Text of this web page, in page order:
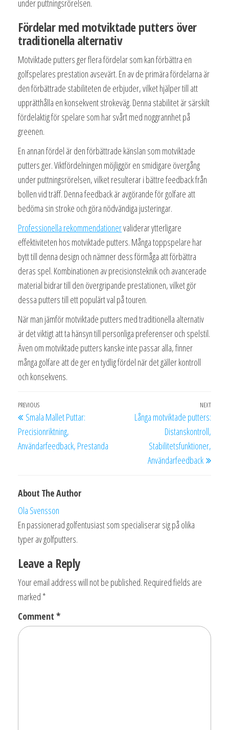
under puttningsrörelsen.
Fördelar med motviktade putters över
traditionella alternativ
Motviktade putters ger flera fördelar som kan förbättra en
golfspelares prestation avsevärt. En av de primära fördelarna är
den förbättrade stabiliteten de erbjuder, vilket hjälper till att
upprätthålla en konsekvent strokeväg. Denna stabilitet är särskilt
fördelaktig för spelare som har svårt med noggrannhet på
greenen.
En annan fördel är den förbättrade känslan som motviktade
putters ger. Viktfördelningen möjliggör en smidigare övergång
under puttningsrörelsen, vilket resulterar i bättre feedback från
bollen vid träff. Denna feedback är avgörande för golfare att
bedöma sin stroke och göra nödvändiga justeringar.
Professionella rekommendationervaliderar ytterligare
effektiviteten hos motviktade putters. Många toppspelare har
bytt till denna design och nämner dess förmåga att förbättra
deras spel. Kombinationen av precisionsteknik och avancerade
material bidrar till den övergripande prestationen, vilket gör
dessa putters till ett populärt val på touren.
När man jämför motviktade putters med traditionella alternativ
är det viktigt att ta hänsyn till personliga preferenser och spelstil.
Även om motviktade putters kanske inte passar alla, finner
många golfare att de ger en tydlig fördel när det gäller kontroll
och konsekvens.
Post
navigation
Previous
Post
PREVIOUS
Smala Mallet Puttar:
Precisionriktning,
Användarfeedback, Prestanda
Next
NEXT
Långa motviktade putters:
Distanskontroll,
Stabilitetsfunktioner,
Användarfeedback
About The Author
Ola Svensson
En passionerad golfentusiast som specialiserar sig på olika
typer av golfputters.
Leave a Reply
Your email address will not be published. Required fields are
marked *
Comment *